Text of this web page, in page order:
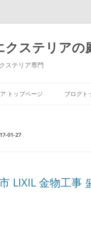
クステリアの
ステリア専門
トップページ ブログト
01-27
LIXIL 金物工事